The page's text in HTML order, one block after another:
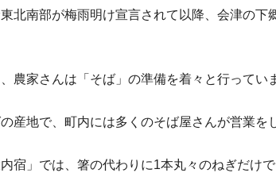
北南部が梅雨明け宣言されて以降、会津の下
農家さんは「そば」の準備を着々と行ってい
産地で、町内には多くのそば屋さんが営業を
宿」では、箸の代わりに1本丸々のねぎだけ